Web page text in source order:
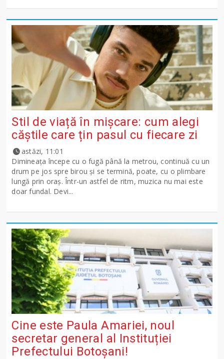
Stil de viață în mișcare: cum alegi
căștile care țin pasul cu fiecare zi
astăzi, 11:01
Dimineața începe cu o fugă până la metrou, continuă cu un
drum pe jos spre birou și se termină, poate, cu o plimbare
lungă prin oraș. Într-un astfel de ritm, muzica nu mai este
doar fundal. Devi...
Cine este Paula Amariei, noul
secretar general al Instituției
Prefectului Botoșani!